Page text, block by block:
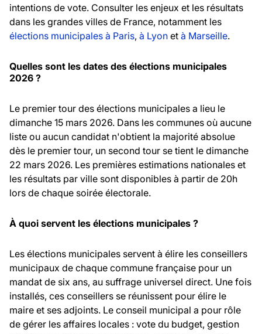
intentions de vote. Consulter les enjeux et les résultats
dans les grandes villes de France, notamment les
élections municipales à Paris, à Lyon et à Marseille.
Quelles sont les dates des élections municipales
2026 ?
Le premier tour des élections municipales a lieu le
dimanche 15 mars 2026. Dans les communes où aucune
liste ou aucun candidat n'obtient la majorité absolue
dès le premier tour, un second tour se tient le dimanche
22 mars 2026. Les premières estimations nationales et
les résultats par ville sont disponibles à partir de 20h
lors de chaque soirée électorale.
À quoi servent les élections municipales ?
Les élections municipales servent à élire les conseillers
municipaux de chaque commune française pour un
mandat de six ans, au suffrage universel direct. Une fois
installés, ces conseillers se réunissent pour élire le
maire et ses adjoints. Le conseil municipal a pour rôle
de gérer les affaires locales : vote du budget, gestion